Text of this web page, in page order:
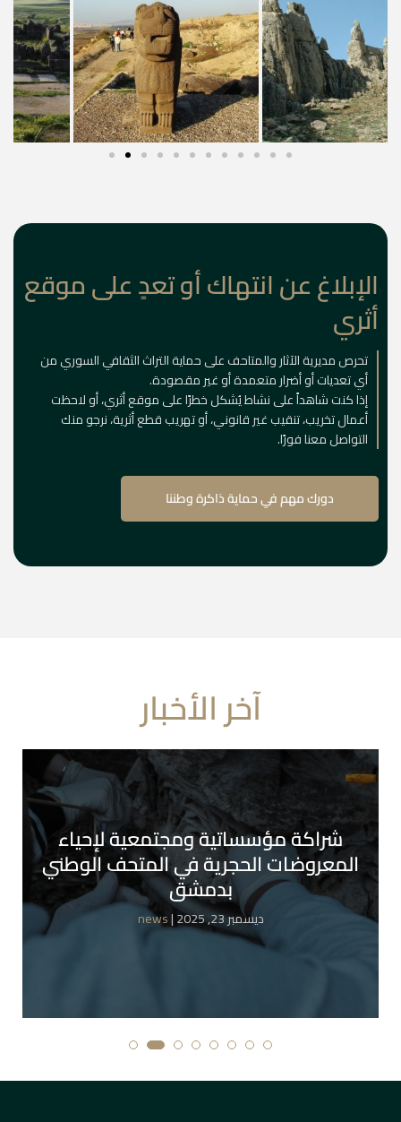
الإبلاغ عن انتهاك أو تعدٍ على موقع
أثري
تحرص مديرية الآثار والمتاحف على حماية التراث الثقافي السوري من
أي تعديات أو أضرار متعمدة أو غير مقصودة.
إذا كنت شاهداً على نشاط يُشكل خطرًا على موقع أثري، أو لاحظت
أعمال تخريب، تنقيب غير قانوني، أو تهريب قطع أثرية، نرجو منك
التواصل معنا فورًا.
دورك مهم في حماية ذاكرة وطننا
آخر الأخبار
شراكة مؤسساتية ومجتمعية لإحياء
المعروضات الحجرية في المتحف الوطني
بدمشق
news | ديسمبر 23, 2025